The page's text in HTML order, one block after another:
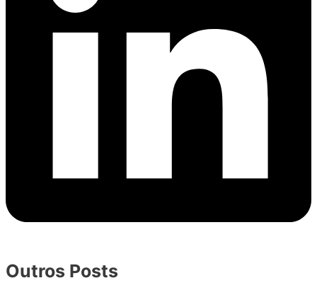
Outros Posts